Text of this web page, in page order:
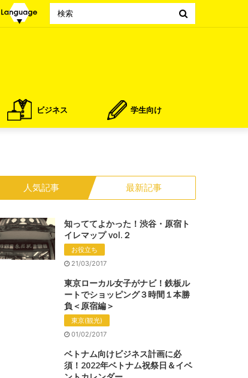
ビジネス 学生向け
人気記事 最新記事
知っててよかった！渋谷・原宿ト
イレマップ vol.２
お役立ち
21/03/2017
東京ローカル女子がナビ！鉄板ル
ートでショッピング３時間１本勝
負＜原宿編＞
東京(観光)
01/02/2017
ベトナム向けビジネス計画に必
須！2022年ベトナム祝祭日＆イベ